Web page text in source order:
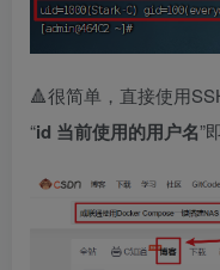
🔺很简单，直接使用
“id 当前使用的用户名”